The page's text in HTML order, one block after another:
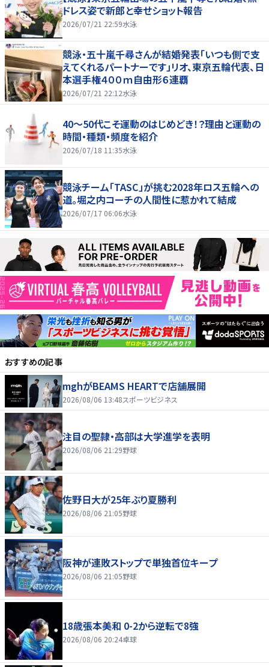
ドレス姿で新郎と幸せショット報告
2026/07/21 22:59水泳
競泳・五十嵐千尋さんが結婚発表「いつも側で支
えてくれるパートナーです」リオ、東京五輪代表、日
本選手権４００ｍ自由形６連覇
2026/07/21 22:12水泳
40～50代こそ運動のはじめどき！？理由と運動の
時間・種類・頻度を紹介
2026/07/18 11:35水泳
競泳チーム「TASC」が挑む2028年ロス五輪への
道。堀之内コーチの人間性に惹かれて結成
2026/07/17 06:06水泳
おすすめの記事
mghがBEAMS HEARTで店舗展開
2026/08/06 13:48スポーツビジネス
注目の聖隷・高部は大学進学を表明
2026/08/06 21:29野球
佐野日大が25年ぶり夏勝利
2026/08/06 21:05野球
阪神が連敗ストップで単独首位キープ
2026/08/06 21:05野球
18歳張本美和 0-2から逆転で8強
2026/08/06 20:24卓球